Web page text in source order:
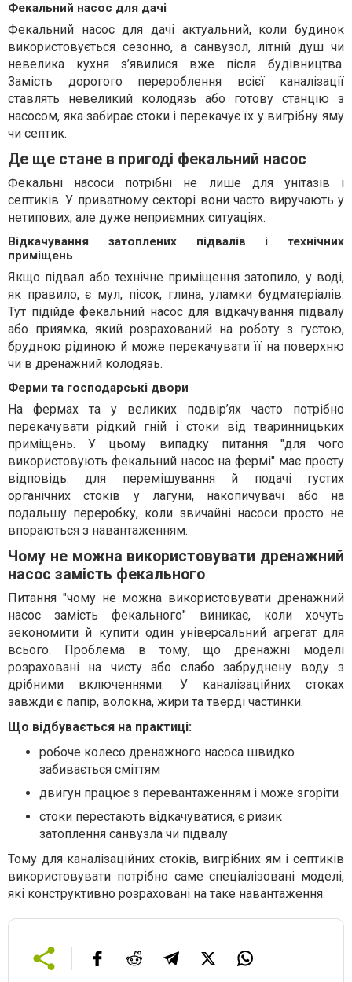
Фекальний насос для дачі
Фекальний насос для дачі актуальний, коли будинок
використовується сезонно, а санвузол, літній душ чи
невелика кухня з’явилися вже після будівництва.
Замість дорогого перероблення всієї каналізації
ставлять невеликий колодязь або готову станцію з
насосом, яка забирає стоки і перекачує їх у вигрібну яму
чи септик.
Де ще стане в пригоді фекальний насос
Фекальні насоси потрібні не лише для унітазів і
септиків. У приватному секторі вони часто виручають у
нетипових, але дуже неприємних ситуаціях.
Відкачування затоплених підвалів і технічних
приміщень
Якщо підвал або технічне приміщення затопило, у воді,
як правило, є мул, пісок, глина, уламки будматеріалів.
Тут підійде фекальний насос для відкачування підвалу
або приямка, який розрахований на роботу з густою,
брудною рідиною й може перекачувати її на поверхню
чи в дренажний колодязь.
Ферми та господарські двори
На фермах та у великих подвір’ях часто потрібно
перекачувати рідкий гній і стоки від тваринницьких
приміщень. У цьому випадку питання "для чого
використовують фекальний насос на фермі" має просту
відповідь: для перемішування й подачі густих
органічних стоків у лагуни, накопичувачі або на
подальшу переробку, коли звичайні насоси просто не
впораються з навантаженням.
Чому не можна використовувати дренажний
насос замість фекального
Питання "чому не можна використовувати дренажний
насос замість фекального" виникає, коли хочуть
зекономити й купити один універсальний агрегат для
всього. Проблема в тому, що дренажні моделі
розраховані на чисту або слабо забруднену воду з
дрібними включеннями. У каналізаційних стоках
завжди є папір, волокна, жири та тверді частинки.
Що відбувається на практиці:
робоче колесо дренажного насоса швидко
забивається сміттям
двигун працює з перевантаженням і може згоріти
стоки перестають відкачуватися, є ризик
затоплення санвузла чи підвалу
Тому для каналізаційних стоків, вигрібних ям і септиків
використовувати потрібно саме спеціалізовані моделі,
які конструктивно розраховані на таке навантаження.